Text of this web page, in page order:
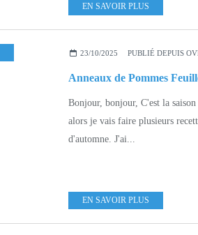
EN SAVOIR PLUS
23/10/2025 PUBLIÉ DEPUIS
Anneaux de Pommes
Bonjour, bonjour, C'est la saison
alors je vais faire plusieurs
d'automne. J'ai...
EN SAVOIR PLUS